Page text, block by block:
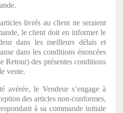
livrés au client ne seraient
le client doit en informer le
dans les meilleurs délais et
dans les conditions énoncées
Retour) des présentes conditions
vente.
avérée, le Vendeur s’engage à
des articles non-conformes,
à sa commande initiale